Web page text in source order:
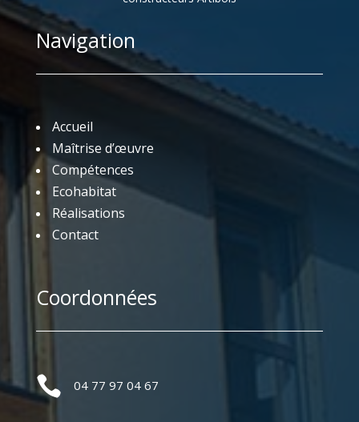
Navigation
Accueil
Maîtrise d’œuvre
Compétences
Ecohabitat
Réalisations
Contact
Coordonnées
 04 77 97 04 67